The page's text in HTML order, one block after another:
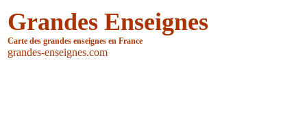
Grandes Enseignes
Carte des grandes enseignes en France
grandes-enseignes.com